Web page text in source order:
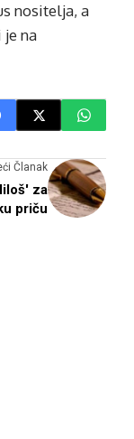
nositelja, a
na
Članak
za
priču